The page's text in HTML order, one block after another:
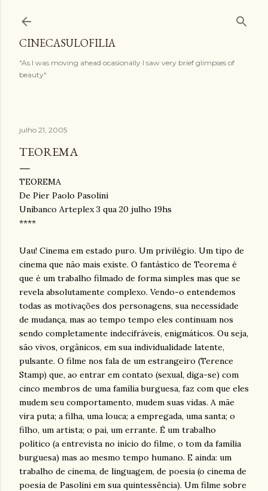
CINECASULOFILIA
"As I was moving ahead ocasionally I saw very brief glimpses of
beauty"
julho 21, 2005
TEOREMA
TEOREMA
De Pier Paolo Pasolini
Unibanco Arteplex 3 qua 20 julho 19hs
****
Uau! Cinema em estado puro. Um privilégio. Um tipo de
cinema que não mais existe. O fantástico de Teorema é
que é um trabalho filmado de forma simples mas que se
revela absolutamente complexo. Vendo-o entendemos
todas as motivações dos personagens, sua necessidade
de mudança, mas ao tempo tempo eles continuam nos
sendo completamente indecifráveis, enigmáticos. Ou seja,
são vivos, orgânicos, em sua individualidade latente,
pulsante. O filme nos fala de um estrangeiro (Terence
Stamp) que, ao entrar em contato (sexual, diga-se) com
cinco membros de uma família burguesa, faz com que eles
mudem seu comportamento, mudem suas vidas. A mãe
vira puta; a filha, uma louca; a empregada, uma santa; o
filho, um artista; o pai, um errante. É um trabalho
político (a entrevista no início do filme, o tom da família
burguesa) mas ao mesmo tempo humano. E ainda: um
trabalho de cinema, de linguagem, de poesia (o cinema de
poesia de Pasolini em sua quintessência). Um filme sobre